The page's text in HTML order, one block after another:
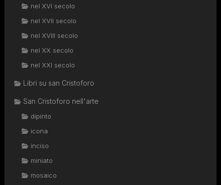
nel XVI secolo
nel XVII secolo
nel XVIII secolo
nel XX secolo
nel XXI secolo
Libri su san Cristoforo
San Cristoforo nell'arte
dipinto
icona
inciso
miniato
mosaico